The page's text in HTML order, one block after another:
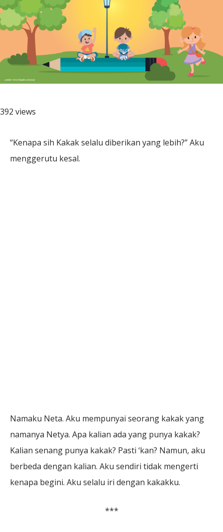
392 views
“Kenapa sih Kakak selalu diberikan yang lebih?” Aku
menggerutu kesal.
Namaku Neta. Aku mempunyai seorang kakak yang
namanya Netya. Apa kalian ada yang punya kakak?
Kalian senang punya kakak? Pasti ‘kan? Namun, aku
berbeda dengan kalian. Aku sendiri tidak mengerti
kenapa begini. Aku selalu iri dengan kakakku.
***